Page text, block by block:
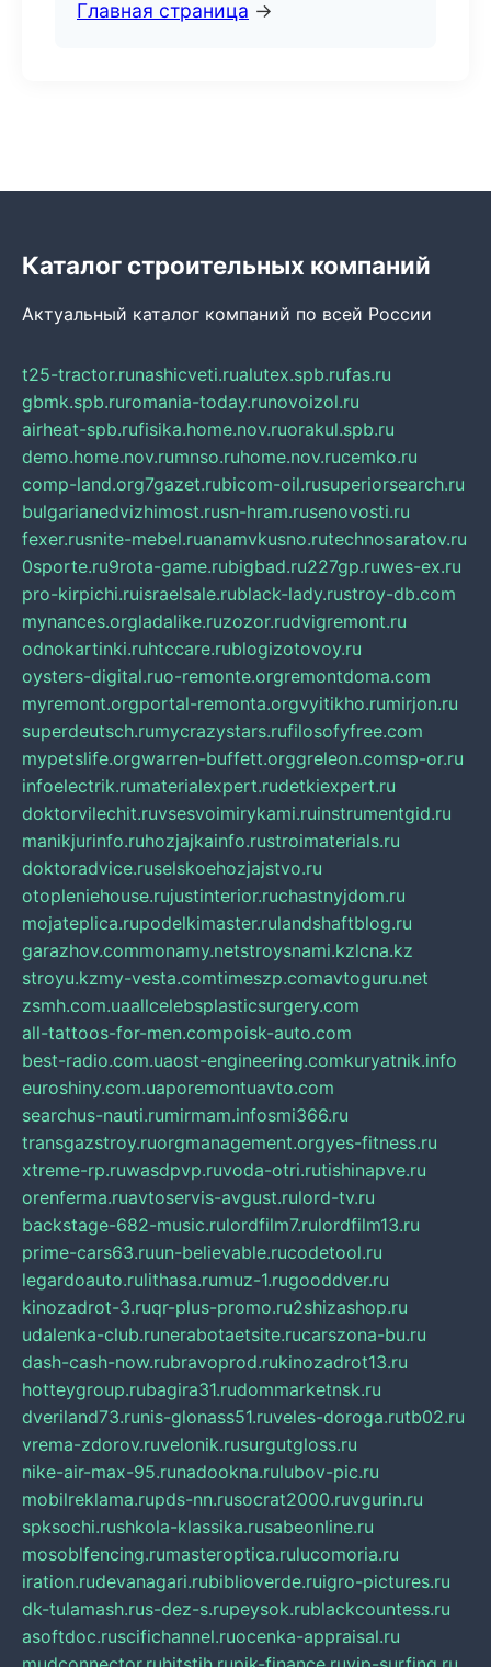
Главная страница →
Каталог строительных компаний
Актуальный каталог компаний по всей России
t25-tractor.runashicveti.rualutex.spb.rufas.ru
gbmk.spb.ruromania-today.runovoizol.ru
airheat-spb.rufisika.home.nov.ruorakul.spb.ru
demo.home.nov.rumnso.ruhome.nov.rucemko.ru
comp-land.org7gazet.rubicom-oil.rusuperiorsearch.ru
bulgarianedvizhimost.rusn-hram.rusenovosti.ru
fexer.rusnite-mebel.ruanamvkusno.rutechnosaratov.ru
0sporte.ru9rota-game.rubigbad.ru227gp.ruwes-ex.ru
pro-kirpichi.ruisraelsale.rublack-lady.rustroy-db.com
mynances.orgladalike.ruzozor.rudvigremont.ru
odnokartinki.ruhtccare.rublogizotovoy.ru
oysters-digital.ruo-remonte.orgremontdoma.com
myremont.orgportal-remonta.orgvyitikho.rumirjon.ru
superdeutsch.rumycrazystars.rufilosofyfree.com
mypetslife.orgwarren-buffett.orggreleon.comsp-or.ru
infoelectrik.rumaterialexpert.rudetkiexpert.ru
doktorvilechit.ruvsesvoimirykami.ruinstrumentgid.ru
manikjurinfo.ruhozjajkainfo.rustroimaterials.ru
doktoradvice.ruselskoehozjajstvo.ru
otopleniehouse.rujustinterior.ruchastnyjdom.ru
mojateplica.rupodelkimaster.rulandshaftblog.ru
garazhov.commonamy.netstroysnami.kzlcna.kz
stroyu.kzmy-vesta.comtimeszp.comavtoguru.net
zsmh.com.uaallcelebsplasticsurgery.com
all-tattoos-for-men.compoisk-auto.com
best-radio.com.uaost-engineering.comkuryatnik.info
euroshiny.com.uaporemontuavto.com
searchus-nauti.rumirmam.infosmi366.ru
transgazstroy.ruorgmanagement.orgyes-fitness.ru
xtreme-rp.ruwasdpvp.ruvoda-otri.rutishinapve.ru
orenferma.ruavtoservis-avgust.rulord-tv.ru
backstage-682-music.rulordfilm7.rulordfilm13.ru
prime-cars63.ruun-believable.rucodetool.ru
legardoauto.rulithasa.rumuz-1.rugooddver.ru
kinozadrot-3.ruqr-plus-promo.ru2shizashop.ru
udalenka-club.runerabotaetsite.rucarszona-bu.ru
dash-cash-now.rubravoprod.rukinozadrot13.ru
hotteygroup.rubagira31.rudommarketnsk.ru
dveriland73.runis-glonass51.ruveles-doroga.rutb02.ru
vrema-zdorov.ruvelonik.rusurgutgloss.ru
nike-air-max-95.runadookna.rulubov-pic.ru
mobilreklama.rupds-nn.rusocrat2000.ruvgurin.ru
spksochi.rushkola-klassika.rusabeonline.ru
mosoblfencing.rumasteroptica.rulucomoria.ru
iration.rudevanagari.rubiblioverde.ruigro-pictures.ru
dk-tulamash.rus-dez-s.rupeysok.rublackcountess.ru
asoftdoc.ruscifichannel.ruocenka-appraisal.ru